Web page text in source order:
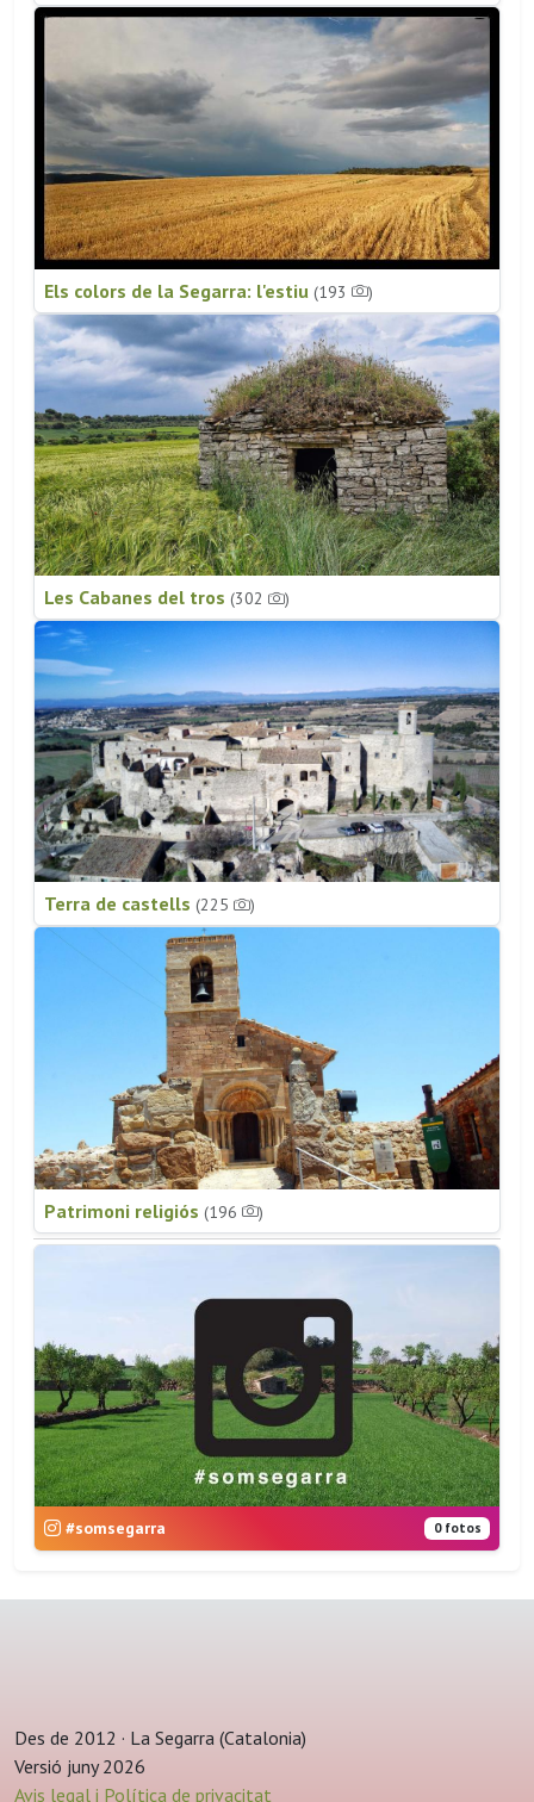
Els colors de la Segarra: l'estiu (193 )
Les Cabanes del tros (302 )
Terra de castells (225 )
Patrimoni religiós (196 )
#somsegarra 0 fotos
Des de 2012 · La Segarra (Catalonia)
Versió juny 2026
Avis legal i Política de privacitat